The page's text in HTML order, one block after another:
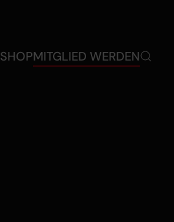
SHOPMITGLIED WERDEN